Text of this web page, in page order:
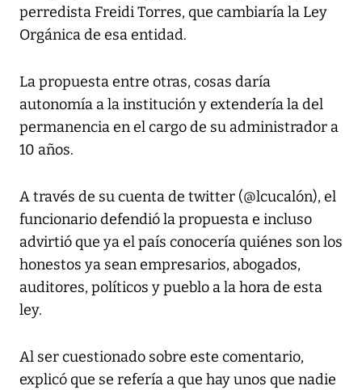
perredista Freidi Torres, que cambiaría la Ley
Orgánica de esa entidad.
La propuesta entre otras, cosas daría
autonomía a la institución y extendería la del
permanencia en el cargo de su administrador a
10 años.
A través de su cuenta de twitter (@lcucalón), el
funcionario defendió la propuesta e incluso
advirtió que ya el país conocería quiénes son los
honestos ya sean empresarios, abogados,
auditores, políticos y pueblo a la hora de esta
ley.
Al ser cuestionado sobre este comentario,
explicó que se refería a que hay unos que nadie